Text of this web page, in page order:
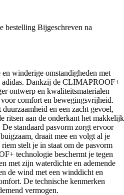
bestelling Bijgeschreven na
winderige omstandigheden met
adidas. Dankzij de CLIMAPROOF+
ontwerp en kwaliteitsmaterialen
comfort en bewegingsvrijheid.
en een zacht gevoel,
ritsen aan de onderkant het makkelijk
standaard pasvorm zorgt ervoor
draait mee en volgt al je
stelt je in staat om de pasvorm
technologie beschermt je tegen
met zijn waterdichte en ademende
de wind met een winddicht en
De technische kenmerken
vermogen.